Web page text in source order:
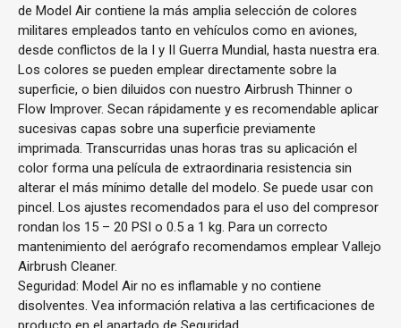
de Model Air contiene la más amplia selección de colores
militares empleados tanto en vehículos como en aviones,
desde conflictos de la I y II Guerra Mundial, hasta nuestra era.
Los colores se pueden emplear directamente sobre la
superficie, o bien diluidos con nuestro Airbrush Thinner o
Flow Improver. Secan rápidamente y es recomendable aplicar
sucesivas capas sobre una superficie previamente
imprimada. Transcurridas unas horas tras su aplicación el
color forma una película de extraordinaria resistencia sin
alterar el más mínimo detalle del modelo. Se puede usar con
pincel. Los ajustes recomendados para el uso del compresor
rondan los 15 – 20 PSI o 0.5 a 1 kg. Para un correcto
mantenimiento del aerógrafo recomendamos emplear Vallejo
Airbrush Cleaner.
Seguridad: Model Air no es inflamable y no contiene
disolventes. Vea información relativa a las certificaciones de